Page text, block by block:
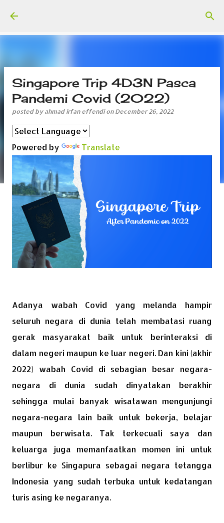
Singapore Trip 4D3N Pasca
Pandemi Covid (2022)
posted by ahmad irfan effendi on December 26, 2022
Powered by Translate
Adanya wabah Covid yang melanda hampir
seluruh negara di dunia telah membatasi ruang
gerak masyarakat baik untuk berinteraksi di
dalam negeri maupun ke luar negeri. Dan kini (akhir
2022) wabah Covid di sebagian besar negara-
negara di dunia sudah dinyatakan berakhir
sehingga mulai banyak wisatawan mengunjungi
negara-negara lain baik untuk bekerja, belajar
maupun berwisata. Tak terkecuali saya dan
keluarga juga memanfaatkan momen ini untuk
berlibur ke Singapura sebagai negara tetangga
Indonesia yang sudah terbuka untuk kedatangan
turis asing ke negaranya.